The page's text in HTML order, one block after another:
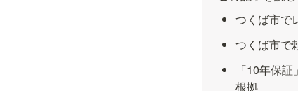
つくば市で
つくば市で
「10年保
根拠